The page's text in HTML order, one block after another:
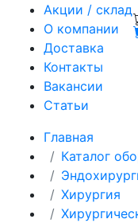
Акции / склад
О компании
Доставка
Контакты
Вакансии
Статьи
Главная
Каталог
Хирургия